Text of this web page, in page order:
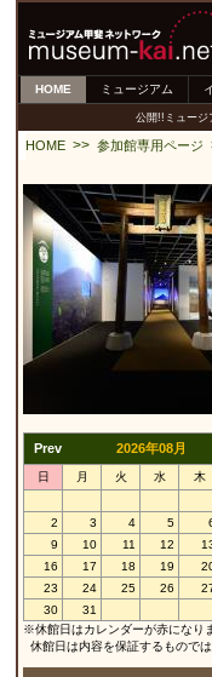
HOME ミュージアム
公開!!ミュージ
HOME >> 参加館専用ページ
Prev 2026年08月
日 月 火 水 木
2
3 4 5
9
10 11 12
16
17 18 19
23
24 25 26
30
31
※休館日はカレンダーが赤になり
休館日は内容を保証するものでは